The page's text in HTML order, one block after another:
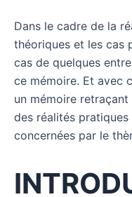
Dans le cadre de la
théoriques et les cas
cas de quelques
ce mémoire. Et avec
un mémoire
des réalités
concernées par le